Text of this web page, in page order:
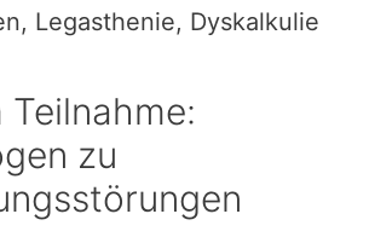
Teilnahme:
zu